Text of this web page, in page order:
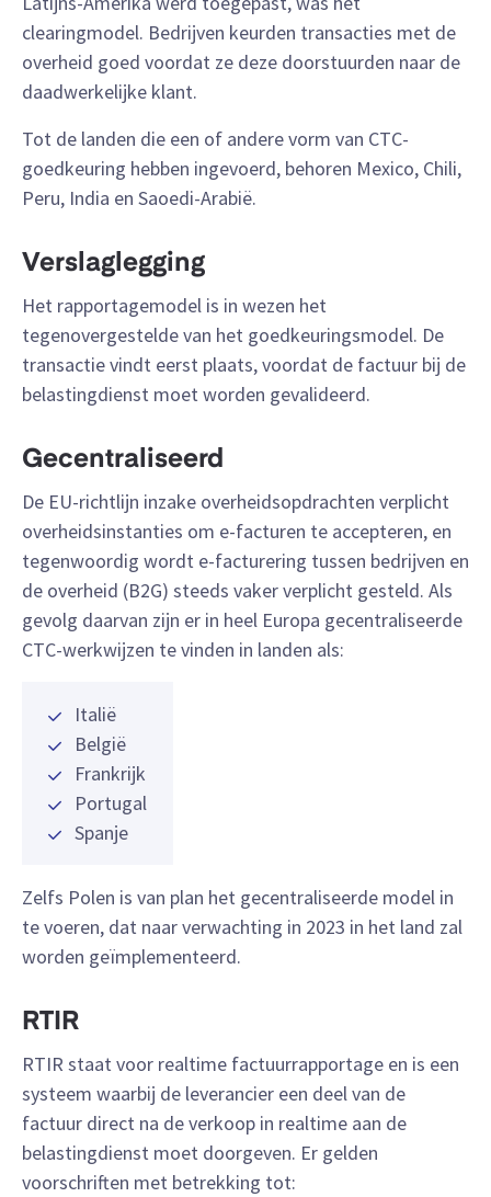
clearingmodel. Bedrijven keurden transacties met de
overheid goed voordat ze deze doorstuurden naar de
daadwerkelijke klant.
Tot de landen die een of andere vorm van CTC-
goedkeuring hebben ingevoerd, behoren Mexico, Chili,
Peru, India en Saoedi-Arabië.
Verslaglegging
Het rapportagemodel is in wezen het
tegenovergestelde van het goedkeuringsmodel. De
transactie vindt eerst plaats, voordat de factuur bij de
belastingdienst moet worden gevalideerd.
Gecentraliseerd
De EU-richtlijn inzake overheidsopdrachten verplicht
overheidsinstanties om e-facturen te accepteren, en
tegenwoordig wordt e-facturering tussen bedrijven en
de overheid (B2G) steeds vaker verplicht gesteld. Als
gevolg daarvan zijn er in heel Europa gecentraliseerde
CTC-werkwijzen te vinden in landen als:
Italië
België
Frankrijk
Portugal
Spanje
Zelfs Polen is van plan het gecentraliseerde model in
te voeren, dat naar verwachting in 2023 in het land zal
worden geïmplementeerd.
RTIR
RTIR staat voor realtime factuurrapportage en is een
systeem waarbij de leverancier een deel van de
factuur direct na de verkoop in realtime aan de
belastingdienst moet doorgeven. Er gelden
voorschriften met betrekking tot: